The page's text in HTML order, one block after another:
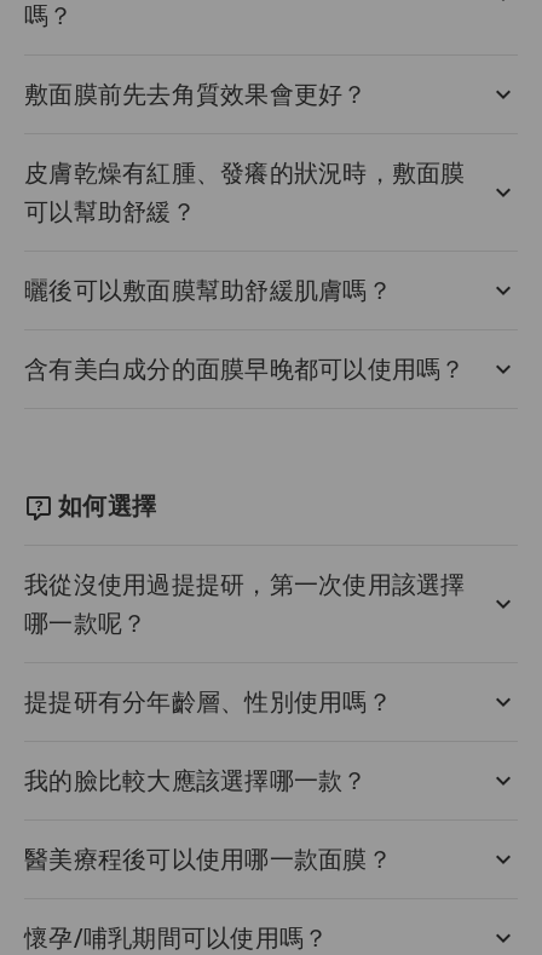
嗎？
敷面膜前先去角質效果會更好？
皮膚乾燥有紅腫、發癢的狀況時，敷面膜
可以幫助舒緩？
曬後可以敷面膜幫助舒緩肌膚嗎？
含有美白成分的面膜早晚都可以使用嗎？
如何選擇
我從沒使用過提提研，第一次使用該選擇
哪一款呢？
提提研有分年齡層、性別使用嗎？
我的臉比較大應該選擇哪一款？
醫美療程後可以使用哪一款面膜？
懷孕/哺乳期間可以使用嗎？